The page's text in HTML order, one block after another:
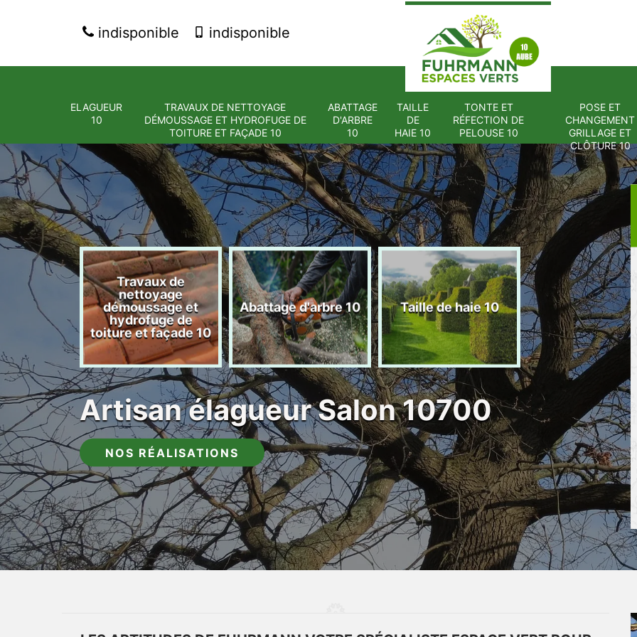
indisponible indisponible
ELAGUEUR
10
TRAVAUX DE NETTOYAGE
DÉMOUSSAGE ET HYDROFUGE DE
TOITURE ET FAÇADE 10
ABATTAGE
D'ARBRE
10
TAILLE
DE
HAIE 10
TONTE ET
RÉFECTION DE
PELOUSE 10
POSE ET
CHANGEMENT
GRILLAGE ET
CLÔTURE 10
10
Travaux de
nettoyage
démoussage et
hydrofuge de
toiture et façade 10
Abattage d'arbre 10 Taille de haie 10
Tonte et
de pelouse
Artisan élagueur Salon 10700
NOS RÉALISATIONS